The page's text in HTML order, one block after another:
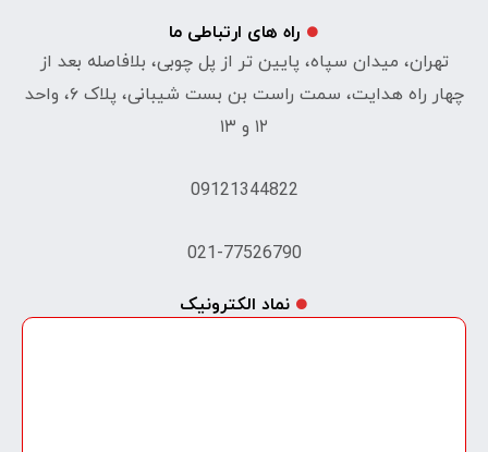
راه های ارتباطی ما
تهران، میدان سپاه، پایین تر از پل چوبی، بلافاصله بعد از
چهار راه هدایت، سمت راست بن بست شیبانی، پلاک ۶، واحد
۱۲ و ۱۳
09121344822
021-77526790
نماد الکترونیک